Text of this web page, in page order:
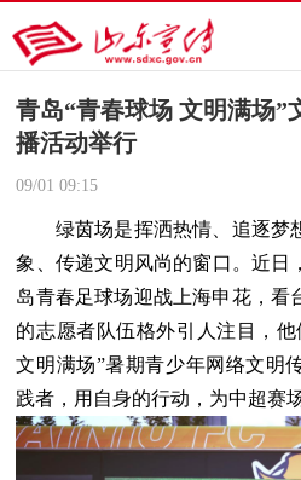
青岛“青春球场 文明满场”
播活动举行
09/01 09:15
绿茵场是挥洒热情、追逐梦
象、传递文明风尚的窗口。近
岛青春足球场迎战上海申花，看
的志愿者队伍格外引人注目，
文明满场”暑期青少年网络文明
践者，用自身的行动，为中超赛